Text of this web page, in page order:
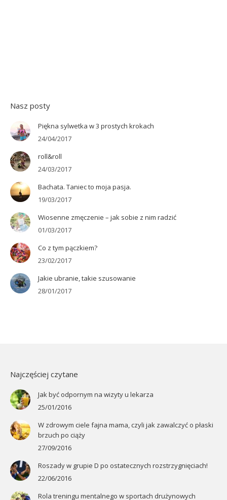
Nasz posty
Piękna sylwetka w 3 prostych krokach
24/04/2017
roll&roll
24/03/2017
Bachata. Taniec to moja pasja.
19/03/2017
Wiosenne zmęczenie – jak sobie z nim radzić
01/03/2017
Co z tym pączkiem?
23/02/2017
Jakie ubranie, takie szusowanie
28/01/2017
Najczęściej czytane
Jak być odpornym na wizyty u lekarza
25/01/2016
W zdrowym ciele fajna mama, czyli jak zawalczyć o płaski
brzuch po ciąży
27/09/2016
Roszady w grupie D po ostatecznych rozstrzygnięciach!
22/06/2016
Rola treningu mentalnego w sportach drużynowych